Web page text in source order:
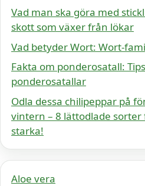
Vad man ska göra med
skott som växer från lökar
Vad betyder Wort: Wort-
Fakta om ponderosatall:
ponderosatallar
Odla dessa chilipeppar på
vintern – 8 lättodlade
starka!
Aloe vera